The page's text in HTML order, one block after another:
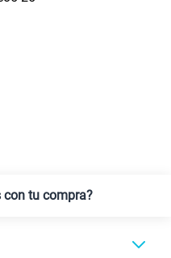
con tu compra?